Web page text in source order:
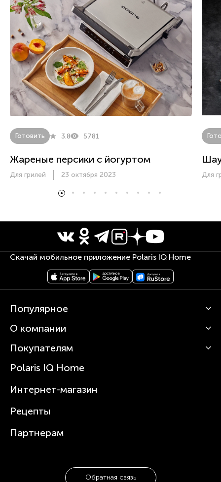
Готовить 3.8 5781
Жареные персики с йогуртом
Для грилей 23 октября 2023 Для
Скачай мобильное приложение Polaris IQ Home
Популярное
Кофемашины
Вертикальные пылесосы
Зубные щетки и ирригаторы
Увлажнители
Посуда
О компании
О Polaris
Статьи
Покупателям
Сервисные центры
Где купить
Polaris IQ Home
Интернет-магазин
Рецепты
Партнерам
Обратная связь